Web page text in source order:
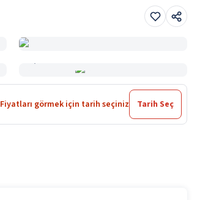
Fiyatları görmek için tarih seçiniz Tarih Seç